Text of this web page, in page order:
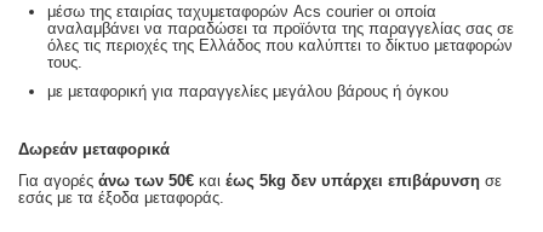
μέσω της εταιρίας ταχυμεταφορών Acs courier οι οποία
αναλαμβάνει να παραδώσει τα προϊόντα της παραγγελίας σας σε
όλες τις περιοχές της Ελλάδος που καλύπτει το δίκτυο μεταφορών
τους.
με μεταφορική για παραγγελίες μεγάλου βάρους ή όγκου
Δωρεάν μεταφορικά
Για αγορέςάνω των 50€ καιέως 5kg δεν υπάρχει επιβάρυνση σε
εσάς με τα έξοδα μεταφοράς.